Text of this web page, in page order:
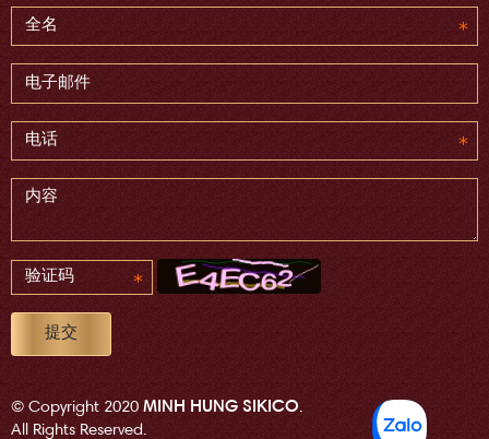
© Copyright 2020 MINH HUNG SIKICO.
All Rights Reserved.